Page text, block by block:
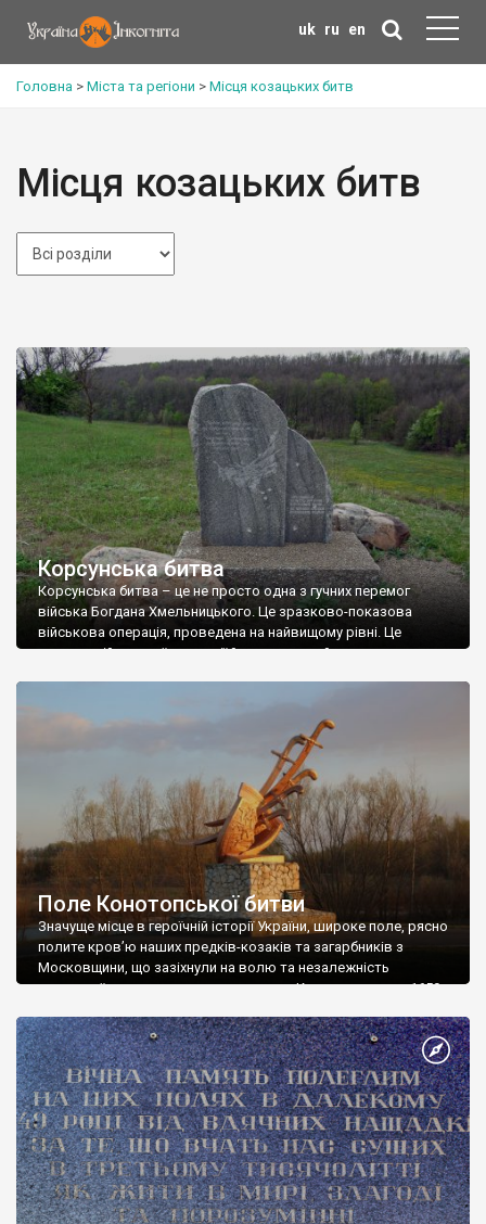
uk ru en
Головна > Міста та регіони > Місця козацьких битв
Місця козацьких битв
Корсунська битва
Корсунська битва – це не просто одна з гучних перемог
війська Богдана Хмельницького. Це зразково-показова
військова операція, проведена на найвищому рівні. Це
шедевр військової стратегії й тактики, який указує на
увійшов би у світову історію як великий воєначальник.
Поле Конотопської битви
Значуще місце в героїчній історії України, широке поле, рясно
полите кров’ю наших предків-козаків та загарбників з
Московщини, що зазіхнули на волю та незалежність
козацької держави – це поле, поряд з Конотопом, де в 1659
що так і названа, Конотопська битва. І відбулась ця битва не з
королівством […]